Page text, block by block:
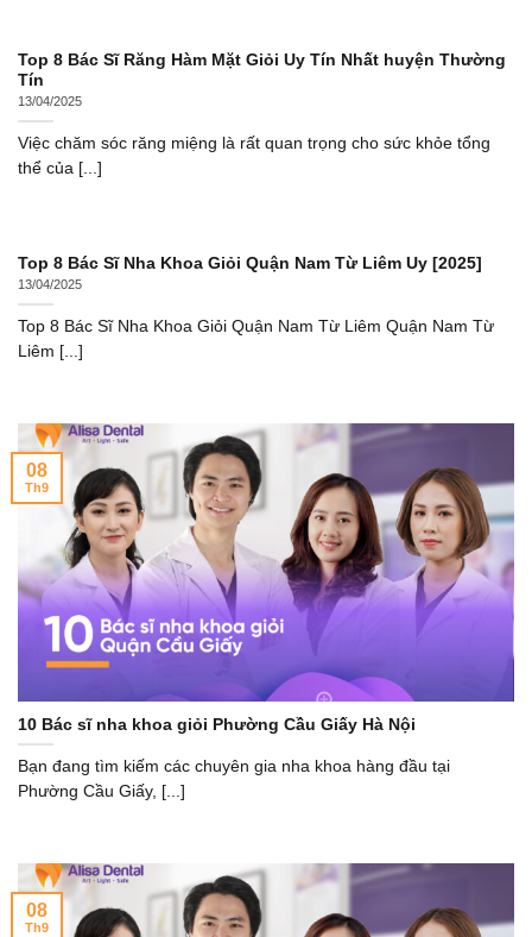
Top 8 Bác Sĩ Răng Hàm Mặt Giỏi Uy Tín Nhất huyện Thường
Tín
13/04/2025
Việc chăm sóc răng miệng là rất quan trọng cho sức khỏe tổng
thể của [...]
Top 8 Bác Sĩ Nha Khoa Giỏi Quận Nam Từ Liêm Uy [2025]
13/04/2025
Top 8 Bác Sĩ Nha Khoa Giỏi Quận Nam Từ Liêm Quận Nam Từ
Liêm [...]
10 Bác sĩ nha khoa giỏi Phường Cầu Giấy Hà Nội
Bạn đang tìm kiếm các chuyên gia nha khoa hàng đầu tại
Phường Cầu Giấy, [...]
08
Th9
08
Th9